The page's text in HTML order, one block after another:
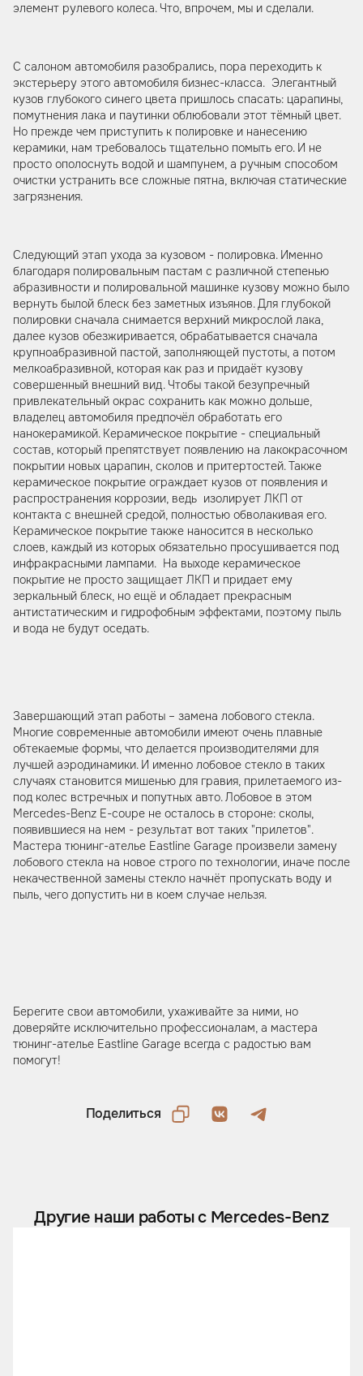
элемент рулевого колеса. Что, впрочем, мы и сделали.
С салоном автомобиля разобрались, пора переходить к
экстерьеру этого автомобиля бизнес-класса. Элегантный
кузов глубокого синего цвета пришлось спасать: царапины,
помутнения лака и паутинки облюбовали этот тёмный цвет.
Но прежде чем приступить к полировке и нанесению
керамики, нам требовалось тщательно помыть его. И не
просто ополоснуть водой и шампунем, а ручным способом
очистки устранить все сложные пятна, включая статические
загрязнения.
Следующий этап ухода за кузовом - полировка. Именно
благодаря полировальным пастам с различной степенью
абразивности и полировальной машинке кузову можно было
вернуть былой блеск без заметных изъянов. Для глубокой
полировки сначала снимается верхний микрослой лака,
далее кузов обезжиривается, обрабатывается сначала
крупноабразивной пастой, заполняющей пустоты, а потом
мелкоабразивной, которая как раз и придаёт кузову
совершенный внешний вид. Чтобы такой безупречный
привлекательный окрас сохранить как можно дольше,
владелец автомобиля предпочёл обработать его
нанокерамикой. Керамическое покрытие - специальный
состав, который препятствует появлению на лакокрасочном
покрытии новых царапин, сколов и притертостей. Также
керамическое покрытие ограждает кузов от появления и
распространения коррозии, ведь изолирует ЛКП от
контакта с внешней средой, полностью обволакивая его.
Керамическое покрытие также наносится в несколько
слоев, каждый из которых обязательно просушивается под
инфракрасными лампами. На выходе керамическое
покрытие не просто защищает ЛКП и придает ему
зеркальный блеск, но ещё и обладает прекрасным
антистатическим и гидрофобным эффектами, поэтому пыль
и вода не будут оседать.
Завершающий этап работы – замена лобового стекла.
Многие современные автомобили имеют очень плавные
обтекаемые формы, что делается производителями для
лучшей аэродинамики. И именно лобовое стекло в таких
случаях становится мишенью для гравия, прилетаемого из-
под колес встречных и попутных авто. Лобовое в этом
Mercedes-Benz E-coupe не осталось в стороне: сколы,
появившиеся на нем - результат вот таких "прилетов".
Мастера тюнинг-ателье Eastline Garage произвели замену
лобового стекла на новое строго по технологии, иначе после
некачественной замены стекло начнёт пропускать воду и
пыль, чего допустить ни в коем случае нельзя.
Берегите свои автомобили, ухаживайте за ними, но
доверяйте исключительно профессионалам, а мастера
тюнинг-ателье Eastline Garage всегда с радостью вам
помогут!
Поделиться
Другие наши работы с Mercedes-Benz